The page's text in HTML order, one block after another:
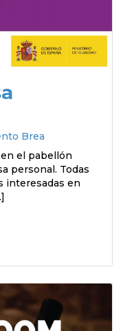
Brea
en el pabellón
personal. Todas
interesadas en